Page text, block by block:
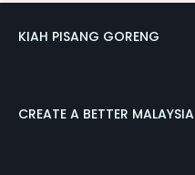
KIAH PISANG GORENG
CREATE A BETTER MALAYSIA